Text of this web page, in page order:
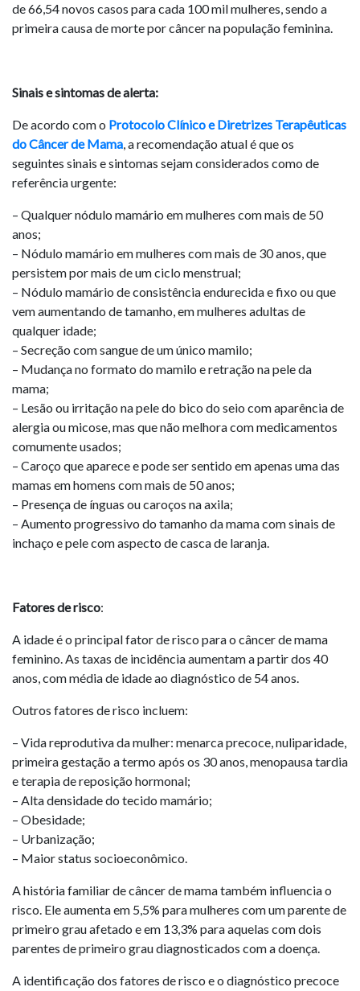
de 66,54 novos casos para cada 100 mil mulheres, sendo a
primeira causa de morte por câncer na população feminina.
Sinais e sintomas de alerta:
De acordo com o Protocolo Clínico e Diretrizes Terapêuticas
do Câncer de Mama, a recomendação atual é que os
seguintes sinais e sintomas sejam considerados como de
referência urgente:
– Qualquer nódulo mamário em mulheres com mais de 50
anos;
– Nódulo mamário em mulheres com mais de 30 anos, que
persistem por mais de um ciclo menstrual;
– Nódulo mamário de consistência endurecida e fixo ou que
vem aumentando de tamanho, em mulheres adultas de
qualquer idade;
– Secreção com sangue de um único mamilo;
– Mudança no formato do mamilo e retração na pele da
mama;
– Lesão ou irritação na pele do bico do seio com aparência de
alergia ou micose, mas que não melhora com medicamentos
comumente usados;
– Caroço que aparece e pode ser sentido em apenas uma das
mamas em homens com mais de 50 anos;
– Presença de ínguas ou caroços na axila;
– Aumento progressivo do tamanho da mama com sinais de
inchaço e pele com aspecto de casca de laranja.
Fatores de risco:
A idade é o principal fator de risco para o câncer de mama
feminino. As taxas de incidência aumentam a partir dos 40
anos, com média de idade ao diagnóstico de 54 anos.
Outros fatores de risco incluem:
– Vida reprodutiva da mulher: menarca precoce, nuliparidade,
primeira gestação a termo após os 30 anos, menopausa tardia
e terapia de reposição hormonal;
– Alta densidade do tecido mamário;
– Obesidade;
– Urbanização;
– Maior status socioeconômico.
A história familiar de câncer de mama também influencia o
risco. Ele aumenta em 5,5% para mulheres com um parente de
primeiro grau afetado e em 13,3% para aquelas com dois
parentes de primeiro grau diagnosticados com a doença.
A identificação dos fatores de risco e o diagnóstico precoce